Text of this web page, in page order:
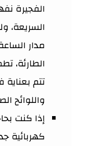
الفجيرة
السريعة،
مدار
الطارئة،
تتم بعناية
واللوائح
إذا كنت
كهربائية